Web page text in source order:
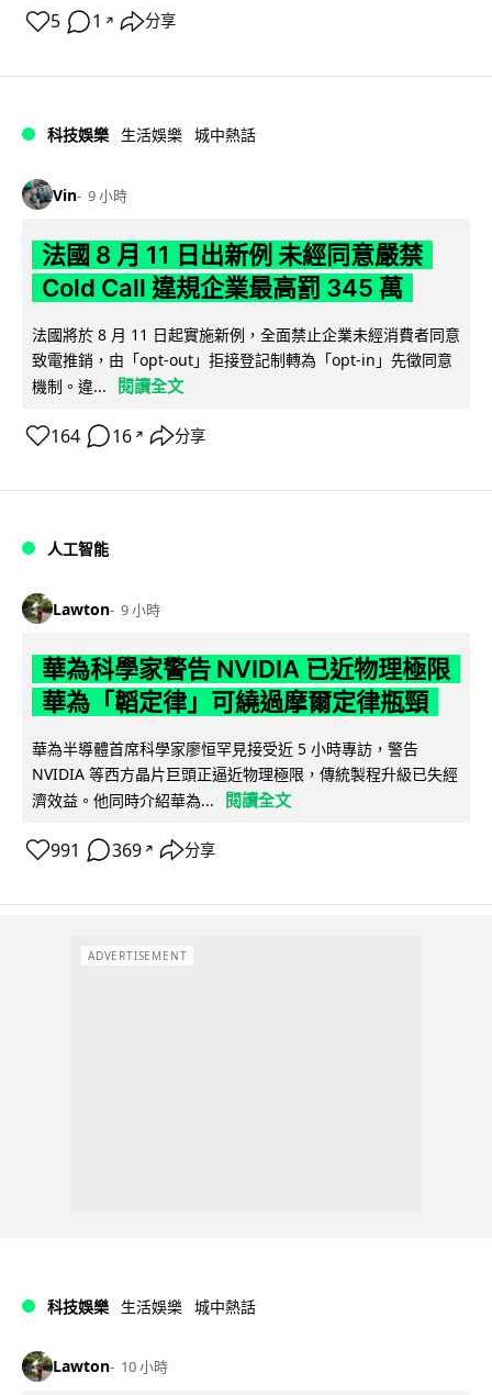
5 1 ↗ 分享
科技娛樂 生活娛樂 城中熱話
Vin 9 小時
法國 8 月 11 日出新例 未經同意嚴禁
Cold Call 違規企業最高罰 345 萬
法國將於 8 月 11 日起實施新例，全面禁止企業未經消費者同意
致電推銷，由「opt-out」拒接登記制轉為「opt-in」先徵同意
機制。違...
閱讀全文
164 16 ↗ 分享
人工智能
Lawton 9 小時
華為科學家警告 NVIDIA 已近物理極限
華為「韜定律」可繞過摩爾定律瓶頸
華為半導體首席科學家廖恒罕見接受近 5 小時專訪，警告
NVIDIA 等西方晶片巨頭正逼近物理極限，傳統製程升級已失經
濟效益。他同時介紹華為...
閱讀全文
991 369 ↗ 分享
ADVERTISEMENT
科技娛樂 生活娛樂 城中熱話
Lawton 10 小時